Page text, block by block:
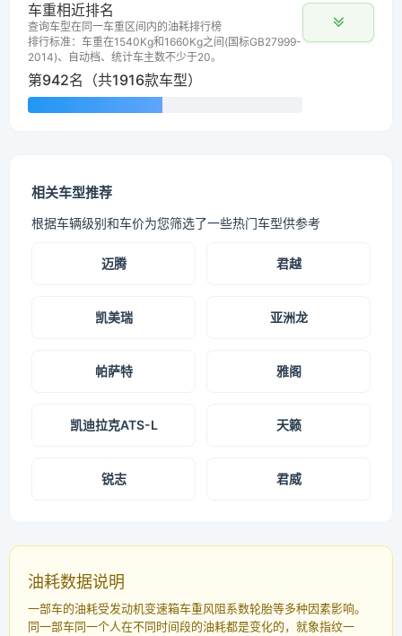
车重相近排名
查询车型在同一车重区间内的油耗排行榜
排行标准：车重在1540Kg和1660Kg之间(国标GB27999-
2014)、自动档、统计车主数不少于20。
第942名（共1916款车型）
相关车型推荐
根据车辆级别和车价为您筛选了一些热门车型供参考
迈腾 君越
凯美瑞 亚洲龙
帕萨特 雅阁
凯迪拉克ATS-L 天籁
锐志 君威
油耗数据说明
一部车的油耗受发动机变速箱车重风阻系数轮胎等多种因素影响。
同一部车同一个人在不同时间段的油耗都是变化的，就象指纹一